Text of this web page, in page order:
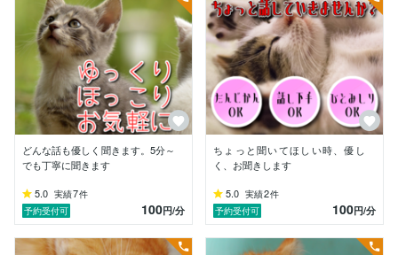
<一言>
いつか素敵な女性と出会い男の子が生まれたら、絶対伝
える３か条
一つ、約束と女性は死んでも守れ
二つ、一番嫌いな人の話に耳を傾けなさい
三つ、寝る前には歯を磨きなさい
<来歴>
大学在学中シンクタンク立ち上げ、大学院卒業後コンサ
野菜作りのすばらしさに目覚め、農家になるもコロナに
て離農。
現在ソフトウエア開発と人材教育・派遣会社の起業準備
で奔走中。
どんな話も優しく聞きます。5分～
でも丁寧に聞きます
5.0 実績7件
予約受付可
100円/分
ちょっと聞いてほしい時、優し
く、お聞きします
5.0 実績2件
予約受付可
100円/分